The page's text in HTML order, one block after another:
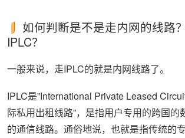
如何判断是不是走内网的线路
IPLC？
一般来说，走IPLC的就是内网线路了。
IPLC是”International Private Leased
际私用出租线路”，是指用户专用的跨国的
的通信线路。通俗地说，也就是指传统的